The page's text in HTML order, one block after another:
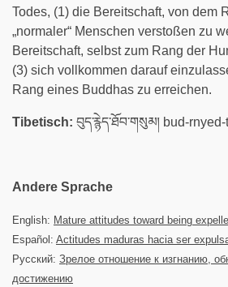
Todes, (1) die Bereitschaft, von dem
„normaler“ Menschen verstoßen zu
Bereitschaft, selbst zum Rang der
(3) sich vollkommen darauf
Rang eines Buddhas zu erreichen.
Tibetisch: བུད་རྙེད་ཐོབ་གསུམ། bud-
Andere Sprache
English: Mature attitudes toward being
Español: Actitudes maduras hacia ser
Русский: Зрелое отношение к изгнанию,
достижению